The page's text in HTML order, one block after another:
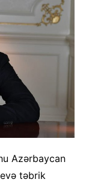
Azərbaycan
təbrik